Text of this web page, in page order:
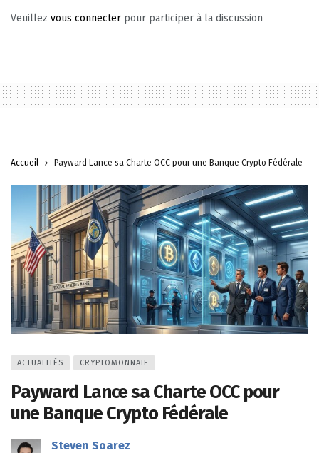
Veuillez vous connecter pour participer à la discussion
Accueil Payward Lance sa Charte OCC pour une Banque Crypto Fédérale
ACTUALITÉS CRYPTOMONNAIE
Payward Lance sa Charte OCC pour
une Banque Crypto Fédérale
Steven Soarez